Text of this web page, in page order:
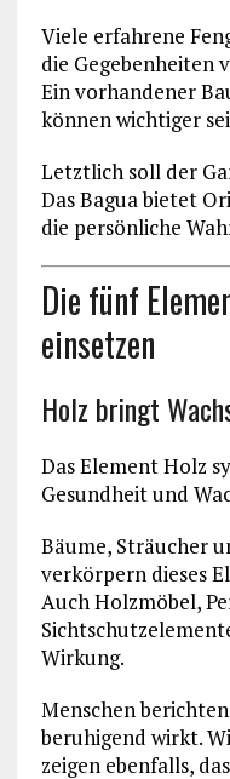
Viele erfahrene
die Gegebenheiten
Ein vorhandener
können wichtiger
Letztlich soll der
Das Bagua bietet
die persönliche
Die fünf
einsetzen
Holz bringt
Das Element Holz
Gesundheit und
Bäume, Sträucher
verkörpern dieses
Auch Holzmöbel,
Wirkung.
Menschen
beruhigend wirkt.
zeigen ebenfalls,